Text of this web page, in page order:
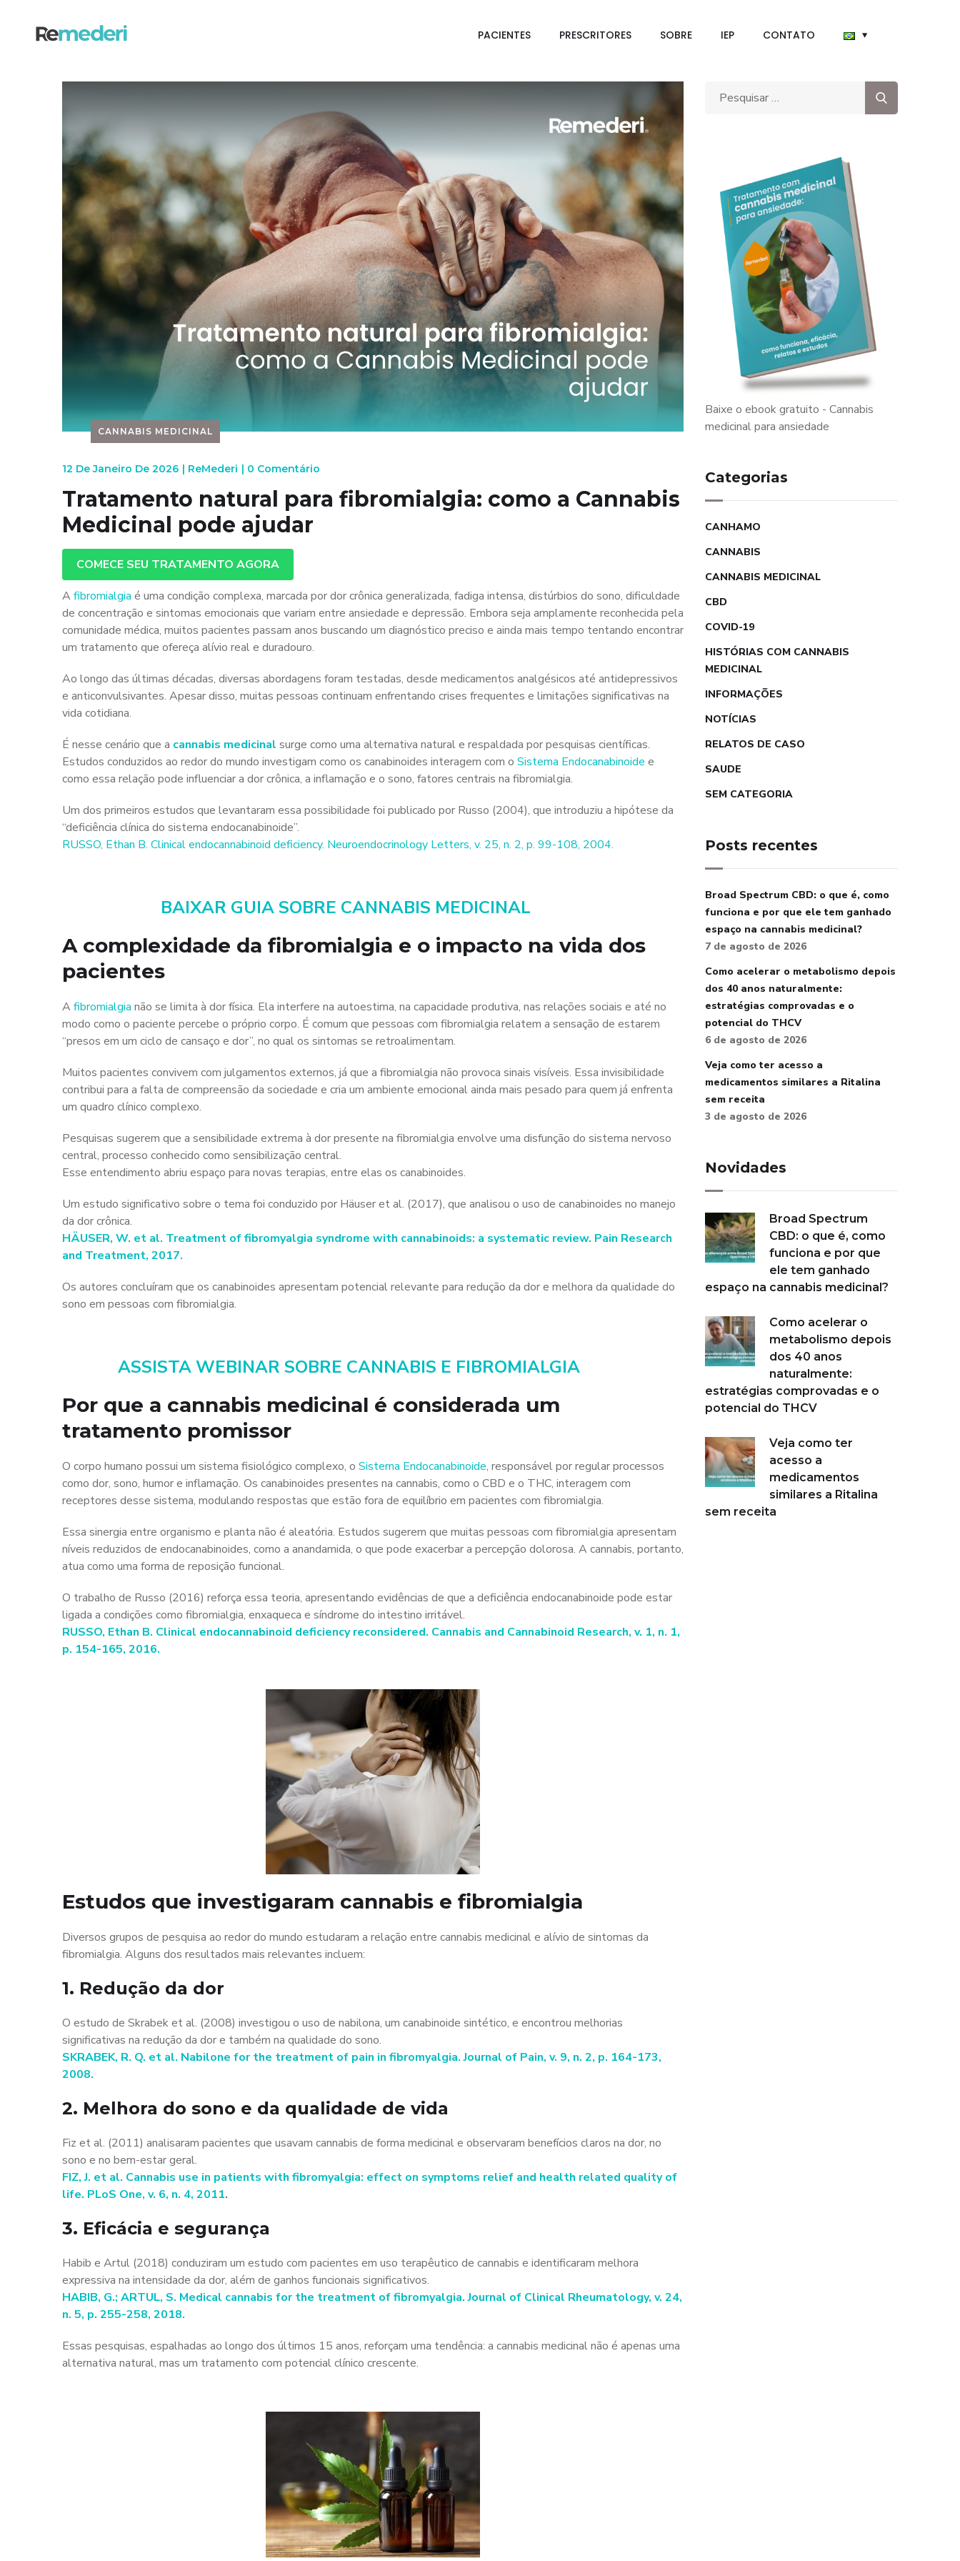
PACIENTES PRESCRITORES SOBRE IEP CONTATO
CANNABIS MEDICINAL
12 De Janeiro De 2026 | ReMederi | 0 Comentário
Tratamento natural para fibromialgia: como a Cannabis
Medicinal pode ajudar
COMECE SEU TRATAMENTO AGORA
A fibromialgia é uma condição complexa, marcada por dor crônica generalizada, fadiga intensa, distúrbios do sono, dificuldade
de concentração e sintomas emocionais que variam entre ansiedade e depressão. Embora seja amplamente reconhecida pela
comunidade médica, muitos pacientes passam anos buscando um diagnóstico preciso e ainda mais tempo tentando encontrar
um tratamento que ofereça alívio real e duradouro.
Ao longo das últimas décadas, diversas abordagens foram testadas, desde medicamentos analgésicos até antidepressivos
e anticonvulsivantes. Apesar disso, muitas pessoas continuam enfrentando crises frequentes e limitações significativas na
vida cotidiana.
É nesse cenário que a cannabis medicinal surge como uma alternativa natural e respaldada por pesquisas científicas.
Estudos conduzidos ao redor do mundo investigam como os canabinoides interagem com o Sistema Endocanabinoide e
como essa relação pode influenciar a dor crônica, a inflamação e o sono, fatores centrais na fibromialgia.
Um dos primeiros estudos que levantaram essa possibilidade foi publicado por Russo (2004), que introduziu a hipótese da
“deficiência clínica do sistema endocanabinoide”.
RUSSO, Ethan B. Clinical endocannabinoid deficiency. Neuroendocrinology Letters, v. 25, n. 2, p. 99-108, 2004.
BAIXAR GUIA SOBRE CANNABIS MEDICINAL
A complexidade da fibromialgia e o impacto na vida dos
pacientes
A fibromialgia não se limita à dor física. Ela interfere na autoestima, na capacidade produtiva, nas relações sociais e até no
modo como o paciente percebe o próprio corpo. É comum que pessoas com fibromialgia relatem a sensação de estarem
“presos em um ciclo de cansaço e dor”, no qual os sintomas se retroalimentam.
Muitos pacientes convivem com julgamentos externos, já que a fibromialgia não provoca sinais visíveis. Essa invisibilidade
contribui para a falta de compreensão da sociedade e cria um ambiente emocional ainda mais pesado para quem já enfrenta
um quadro clínico complexo.
Pesquisas sugerem que a sensibilidade extrema à dor presente na fibromialgia envolve uma disfunção do sistema nervoso
central, processo conhecido como sensibilização central.
Esse entendimento abriu espaço para novas terapias, entre elas os canabinoides.
Um estudo significativo sobre o tema foi conduzido por Häuser et al. (2017), que analisou o uso de canabinoides no manejo
da dor crônica.
HÄUSER, W. et al. Treatment of fibromyalgia syndrome with cannabinoids: a systematic review. Pain Research
and Treatment, 2017.
Os autores concluíram que os canabinoides apresentam potencial relevante para redução da dor e melhora da qualidade do
sono em pessoas com fibromialgia.
ASSISTA WEBINAR SOBRE CANNABIS E FIBROMIALGIA
Por que a cannabis medicinal é considerada um
tratamento promissor
O corpo humano possui um sistema fisiológico complexo, o Sistema Endocanabinoide, responsável por regular processos
como dor, sono, humor e inflamação. Os canabinoides presentes na cannabis, como o CBD e o THC, interagem com
receptores desse sistema, modulando respostas que estão fora de equilíbrio em pacientes com fibromialgia.
Essa sinergia entre organismo e planta não é aleatória. Estudos sugerem que muitas pessoas com fibromialgia apresentam
níveis reduzidos de endocanabinoides, como a anandamida, o que pode exacerbar a percepção dolorosa. A cannabis, portanto,
atua como uma forma de reposição funcional.
O trabalho de Russo (2016) reforça essa teoria, apresentando evidências de que a deficiência endocanabinoide pode estar
ligada a condições como fibromialgia, enxaqueca e síndrome do intestino irritável.
RUSSO, Ethan B. Clinical endocannabinoid deficiency reconsidered. Cannabis and Cannabinoid Research, v. 1, n. 1,
p. 154-165, 2016.
Estudos que investigaram cannabis e fibromialgia
Diversos grupos de pesquisa ao redor do mundo estudaram a relação entre cannabis medicinal e alívio de sintomas da
fibromialgia. Alguns dos resultados mais relevantes incluem:
1. Redução da dor
O estudo de Skrabek et al. (2008) investigou o uso de nabilona, um canabinoide sintético, e encontrou melhorias
significativas na redução da dor e também na qualidade do sono.
SKRABEK, R. Q. et al. Nabilone for the treatment of pain in fibromyalgia. Journal of Pain, v. 9, n. 2, p. 164-173,
2008.
2. Melhora do sono e da qualidade de vida
Fiz et al. (2011) analisaram pacientes que usavam cannabis de forma medicinal e observaram benefícios claros na dor, no
sono e no bem-estar geral.
FIZ, J. et al. Cannabis use in patients with fibromyalgia: effect on symptoms relief and health related quality of
life. PLoS One, v. 6, n. 4, 2011.
3. Eficácia e segurança
Habib e Artul (2018) conduziram um estudo com pacientes em uso terapêutico de cannabis e identificaram melhora
expressiva na intensidade da dor, além de ganhos funcionais significativos.
HABIB, G.; ARTUL, S. Medical cannabis for the treatment of fibromyalgia. Journal of Clinical Rheumatology, v. 24,
n. 5, p. 255-258, 2018.
Essas pesquisas, espalhadas ao longo dos últimos 15 anos, reforçam uma tendência: a cannabis medicinal não é apenas uma
alternativa natural, mas um tratamento com potencial clínico crescente.
Baixe o ebook gratuito - Cannabis
medicinal para ansiedade
Categorias
CANHAMO
CANNABIS
CANNABIS MEDICINAL
CBD
COVID-19
HISTÓRIAS COM CANNABIS
MEDICINAL
INFORMAÇÕES
NOTÍCIAS
RELATOS DE CASO
SAUDE
SEM CATEGORIA
Posts recentes
Broad Spectrum CBD: o que é, como
funciona e por que ele tem ganhado
espaço na cannabis medicinal?
7 de agosto de 2026
Como acelerar o metabolismo depois
dos 40 anos naturalmente:
estratégias comprovadas e o
potencial do THCV
6 de agosto de 2026
Veja como ter acesso a
medicamentos similares a Ritalina
sem receita
3 de agosto de 2026
Novidades
Broad Spectrum
CBD: o que é, como
funciona e por que
ele tem ganhado
espaço na cannabis medicinal?
Como acelerar o
metabolismo depois
dos 40 anos
naturalmente:
estratégias comprovadas e o
potencial do THCV
Veja como ter
acesso a
medicamentos
similares a Ritalina
sem receita